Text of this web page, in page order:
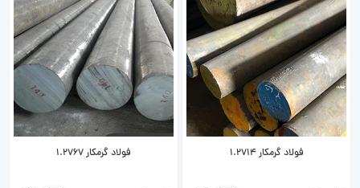
فولاد گرمکار 1.2714 فولاد گرمکار 1.2767